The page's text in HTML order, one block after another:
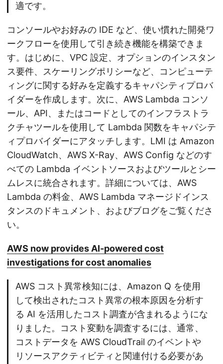
適です。
コンソールやお好みの IDE など、使い慣れた開発ワ
ークフローを使用して引き続き機能を構築できま
す。はじめに、VPC 設定、オプションのインスタン
ス要件、スケーリングポリシーなど、コンピューテ
ィングに関する好みを定義するキャパシティプロバ
イダーを作成します。次に、AWS Lambda コンソ
ール、API、またはコードとしてのインフラストラ
クチャツールを使用して Lambda 関数をキャパシテ
ィプロバイダーにアタッチします。LMI は Amazon
CloudWatch、AWS X-Ray、AWS Config などのす
べての Lambda イベントソースおよびツールとシー
ムレスに統合されます。詳細については、AWS
Lambda の料金、AWS Lambda マネージドインス
タンスのドキュメント、およびブログをご覧くださ
い。
AWS now provides AI-powered cost
investigations for cost anomalies
AWS コスト異常検知には、Amazon Q を使用
して検出されたコスト異常の根本原因を分析す
る AI を活用したコスト調査が含まれるようにな
りました。コスト変動を調査するには、通常、
コストデータを AWS CloudTrail のイベントや
リソースアクティビティと関連付ける必要があ